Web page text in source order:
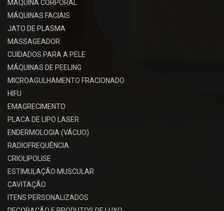
MÁQUINA CORPORAL
MÁQUINAS FACIAIS
JATO DE PLASMA
MASSAGEADOR
CUIDADOS PARA A PELE
MÁQUINAS DE PEELING
MICROAGULHAMENTO FRACIONADO
HIFU
EMAGRECIMENTO
PLACA DE LIPO LASER
ENDERMOLOGIA (VÁCUO)
RADIOFREQUÊNCIA
CRIOLIPOLISE
ESTIMULAÇÃO MUSCULAR
CAVITAÇÃO
ITENS PERSONALIZADOS